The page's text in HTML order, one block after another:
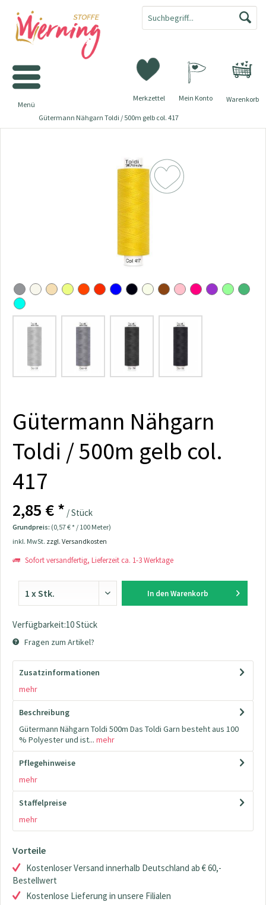
Warenkorb
Merkzettel Mein Konto
Menü
Gütermann Nähgarn Toldi / 500m gelb col. 417
Gütermann Nähgarn
Toldi / 500m gelb col.
417
2,85 € * / Stück
Grundpreis: (0,57 € * / 100 Meter)
inkl. MwSt. zzgl. Versandkosten
Sofort versandfertig, Lieferzeit ca. 1-3 Werktage
In den Warenkorb
Verfügbarkeit:10 Stück
Fragen zum Artikel?
Zusatzinformationen
mehr
Beschreibung
Gütermann Nähgarn Toldi 500m Das Toldi Garn besteht aus 100
% Polyester und ist... mehr
Pflegehinweise
mehr
Staffelpreise
mehr
Vorteile
Kostenloser Versand innerhalb Deutschland ab € 60,-
Bestellwert
Kostenlose Lieferung in unsere Filialen